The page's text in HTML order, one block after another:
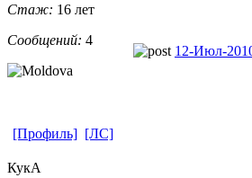
Стаж: 16 лет
Сообщений: 4
12-Июл-
[Профиль] [ЛС]
КукА